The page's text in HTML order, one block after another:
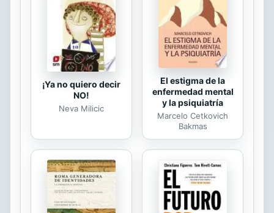
de redes personal requiere su
tiempo. No es posible comprar un
complejo de redes con relaciones
sociales ya establecidas, ni
encargarles a ...
¡Ya no quiero decir
NO!
Neva Milicic
El estigma de la
enfermedad mental
y la psiquiatría
Marcelo Cetkovich
Bakmas